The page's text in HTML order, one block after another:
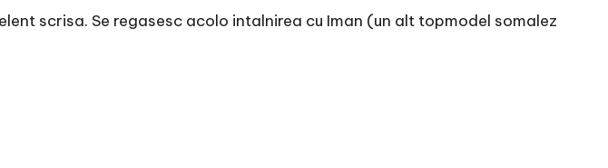
scrisa. Se regasesc acolo intalnirea cu Iman (un alt topmodel somalez